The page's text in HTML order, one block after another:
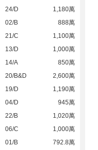
24/D
1,180萬
02/B
888萬
21/C
1,100萬
13/D
1,000萬
14/A
850萬
20/B&D
2,600萬
19/D
1,190萬
04/D
945萬
22/B
1,020萬
06/C
1,000萬
01/B
792.8萬